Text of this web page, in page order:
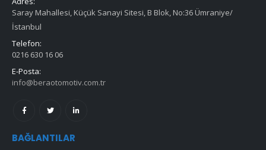
İLETIŞIM BILGILERI
Adres:
Saray Mahallesi, Küçük Sanayi Sitesi, B Blok, No:36 Ümraniye/
Telefon:
E-Posta: